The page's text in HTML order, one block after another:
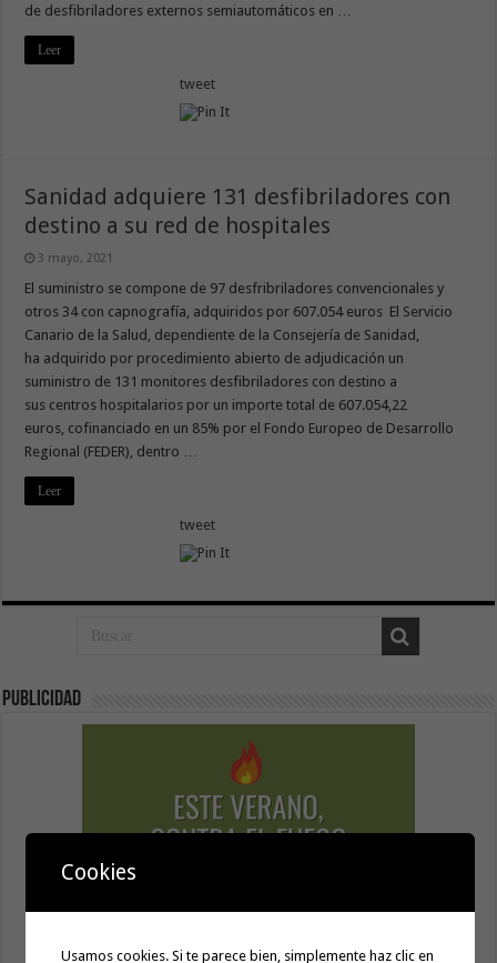
de desfibriladores externos semiautomáticos en …
Leer
tweet
Sanidad adquiere 131 desfibriladores con
destino a su red de hospitales
3 mayo, 2021
El suministro se compone de 97 desfribriladores convencionales y
otros 34 con capnografía, adquiridos por 607.054 euros El Servicio
Canario de la Salud, dependiente de la Consejería de Sanidad,
ha adquirido por procedimiento abierto de adjudicación un
suministro de 131 monitores desfibriladores con destino a
sus centros hospitalarios por un importe total de 607.054,22‬
euros, cofinanciado en un 85% por el Fondo Europeo de Desarrollo
Regional (FEDER), dentro …
Leer
tweet
Publicidad
Cookies
Usamos cookies. Si te parece bien, simplemente haz clic en